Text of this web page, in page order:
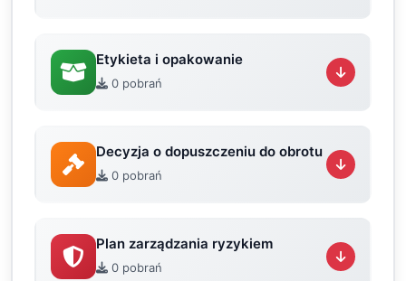
Etykieta i opakowanie
0 pobrań
Decyzja o dopuszczeniu do obrotu
0 pobrań
Plan zarządzania ryzykiem
0 pobrań